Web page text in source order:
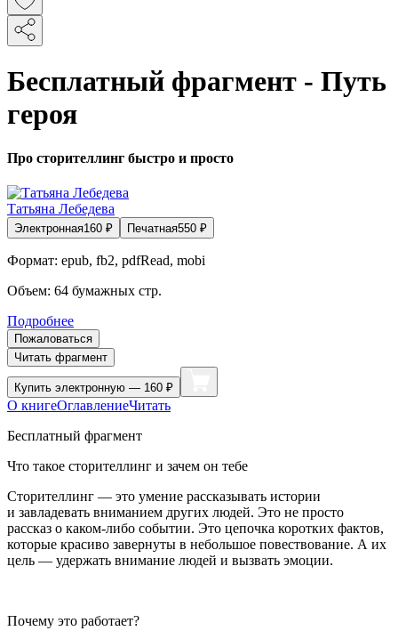
Бесплатный фрагмент - Путь
героя
Про сторителлинг быстро и просто
Татьяна Лебедева
Электронная160 ₽ Печатная550 ₽
Формат: epub, fb2, pdfRead, mobi
Объем: 64 бумажных стр.
Подробнее
Пожаловаться
Читать фрагмент
Купить электронную — 160 ₽
О книгеОглавлениеЧитать
Бесплатный фрагмент
Что такое сторителлинг и зачем он тебе
Сторителлинг — это умение рассказывать истории
и завладевать вниманием других людей. Это не просто
рассказ о каком-либо событии. Это цепочка коротких фактов,
которые красиво завернуты в небольшое повествование. А их
цель — удержать внимание людей и вызвать эмоции.
Почему это работает?